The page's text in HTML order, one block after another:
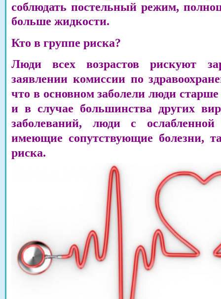
соблюдать постельный режим,
больше жидкости.
Кто в группе риска?
Люди всех возрастов рискуют
заявлении комиссии по
что в основном заболели люди
и в случае большинства других
заболеваний, люди с
имеющие сопутствующие болезни,
риска.